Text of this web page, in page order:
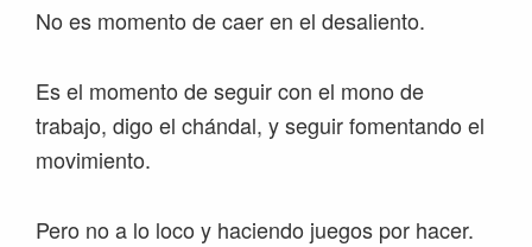
No es momento de caer en el desaliento.
Es el momento de seguir con el mono de
trabajo, digo el chándal, y seguir fomentando el
movimiento.
Pero no a lo loco y haciendo juegos por hacer.